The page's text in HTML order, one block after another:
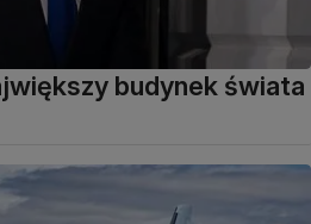
budynek świata